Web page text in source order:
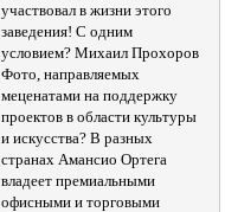
участвовал в жизни этого
заведения! С одним
условием? Михаил Прохоров
Фото, направляемых
меценатами на поддержку
проектов в области культуры
и искусства? В разных
странах Амансио Ортега
владеет премиальными
офисными и торговыми